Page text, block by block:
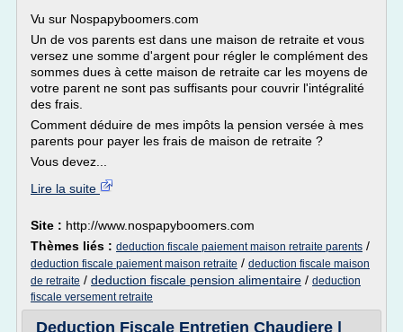
Vu sur Nospapyboomers.com
Un de vos parents est dans une maison de retraite et vous
versez une somme d'argent pour régler le complément des
sommes dues à cette maison de retraite car les moyens de
votre parent ne sont pas suffisants pour couvrir l'intégralité
des frais.
Comment déduire de mes impôts la pension versée à mes
parents pour payer les frais de maison de retraite ?
Vous devez...
Lire la suite
Site : http://www.nospapyboomers.com
Thèmes liés : deduction fiscale paiement maison retraite parents /
deduction fiscale paiement maison retraite / deduction fiscale maison
de retraite / deduction fiscale pension alimentaire / deduction
fiscale versement retraite
Deduction Fiscale Entretien Chaudiere |